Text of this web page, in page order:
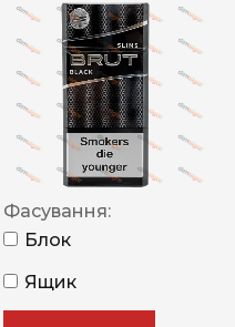
Фасування:
Блок
Ящик